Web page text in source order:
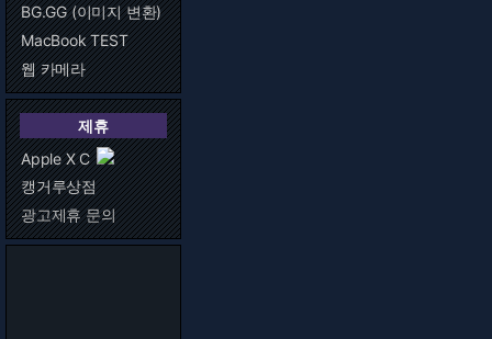
BG.GG (이미지 변환)
MacBook TEST
웹 카메라
제휴
Apple X C
캥거루상점
광고제휴 문의